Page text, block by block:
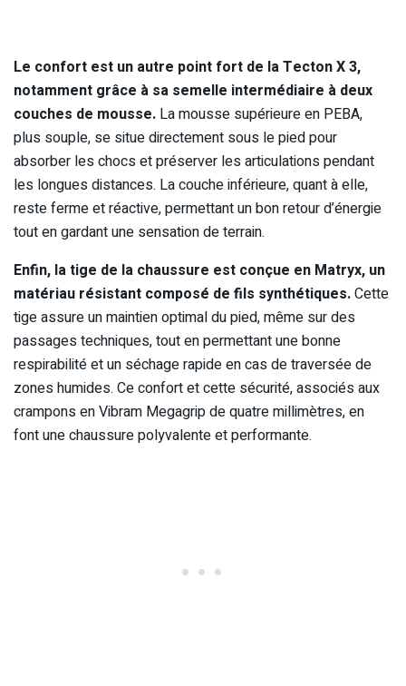
Le confort est un autre point fort de la Tecton X 3,
notamment grâce à sa semelle intermédiaire à deux
couches de mousse. La mousse supérieure en PEBA,
plus souple, se situe directement sous le pied pour
absorber les chocs et préserver les articulations pendant
les longues distances. La couche inférieure, quant à elle,
reste ferme et réactive, permettant un bon retour d’énergie
tout en gardant une sensation de terrain.
Enfin, la tige de la chaussure est conçue en Matryx, un
matériau résistant composé de fils synthétiques.Cette
tige assure un maintien optimal du pied, même sur des
passages techniques, tout en permettant une bonne
respirabilité et un séchage rapide en cas de traversée de
zones humides. Ce confort et cette sécurité, associés aux
crampons en Vibram Megagrip de quatre millimètres, en
font une chaussure polyvalente et performante.